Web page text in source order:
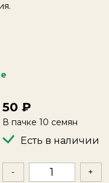
50
В пачке 10 семян
Есть в наличии
- +